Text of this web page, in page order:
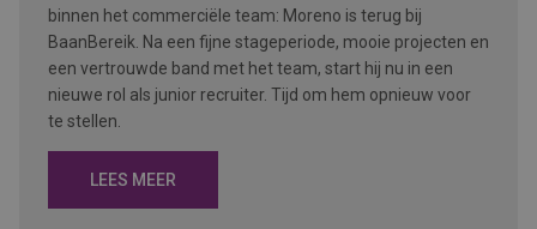
binnen het commerciële team: Moreno is terug bij
BaanBereik. Na een fijne stageperiode, mooie projecten en
een vertrouwde band met het team, start hij nu in een
nieuwe rol als junior recruiter. Tijd om hem opnieuw voor
te stellen.
LEES MEER